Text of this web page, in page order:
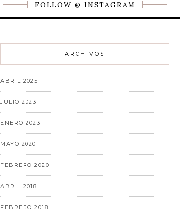
FOLLOW @ INSTAGRAM
ARCHIVOS
ABRIL 2025
JULIO 2023
ENERO 2023
MAYO 2020
FEBRERO 2020
ABRIL 2018
FEBRERO 2018